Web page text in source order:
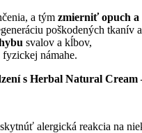
a tým zmierniť opuch a
poškodených tkanív a
svalov a kĺbov,
fyzickej námahe.
s Herbal Natural
alergická reakcia na